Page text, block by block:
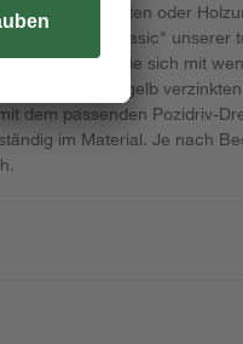
an Spanplatten oder
"Basic" unserer
lassen sie sich mit
Die gelb
dem passenden Pozidriv-
im Material. Je nach